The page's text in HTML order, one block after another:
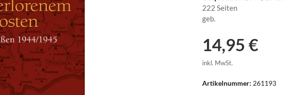
222 Seiten
geb.
14,95 €
inkl. MwSt.
Artikelnummer: 261193